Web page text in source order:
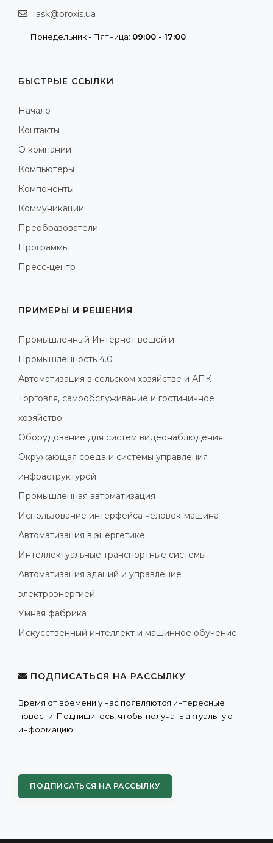
ask@proxis.ua
Понедельник - Пятница: 09:00 - 17:00
БЫСТРЫЕ ССЫЛКИ
Начало
Контакты
О компании
Компьютеры
Компоненты
Коммуникации
Преобразователи
Программы
Пресс-центр
ПРИМЕРЫ И РЕШЕНИЯ
Промышленный Интернет вещей и
Промышленность 4.0
Автоматизация в сельском хозяйстве и АПК
Торговля, самообслуживание и гостиничное
хозяйство
Оборудование для систем видеонаблюдения
Окружающая среда и системы управления
инфраструктурой
Промышленная автоматизация
Использование интерфейса человек-машина
Автоматизация в энергетике
Интеллектуальные транспортные системы
Автоматизация зданий и управление
электроэнергией
Умная фабрика
Искусственный интеллект и машинное обучение
ПОДПИСАТЬСЯ НА РАССЫЛКУ
Время от времени у нас появляются интересные
новости. Подпишитесь, чтобы получать актуальную
информацию.
ПОДПИСАТЬСЯ НА РАССЫЛКУ